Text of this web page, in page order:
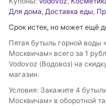
Для дома, Доставка еды,
Срок истек, но может ещё
Пятая бутыль горной воды
Москвичам» всего за 1
Vodovoz (Водовоз) на
магазин.
Условия: Закажите 4
Москвичам» в оборотной